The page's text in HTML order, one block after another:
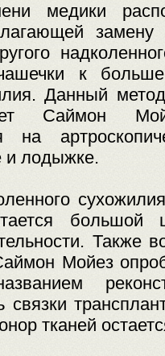
медики
замену
к
Данный
Саймон
на
и лодыжке.
Также
Мойез
связки
тканей